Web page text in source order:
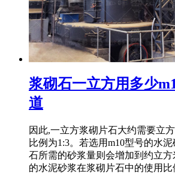
浆砌石一立方用多少
道
因此,一立方浆砌片石大约需要立
比例为1:3。若选用m10型号的水
石所需的砂浆量则会增加到约立
的水泥砂浆在浆砌片石中的使用